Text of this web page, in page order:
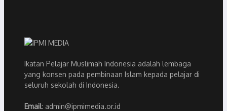
Ikatan Pelajar Muslimah Indonesia adalah lembaga
yang konsen pada pembinaan Islam kepada pelajar di
seluruh sekolah di Indonesia.
Email: admin@ipmimedia.or.id